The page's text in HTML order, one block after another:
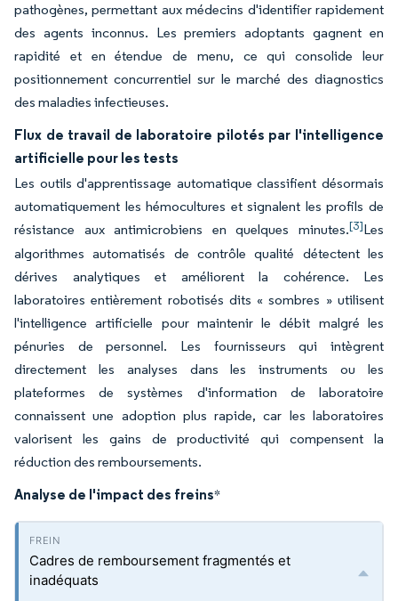
pathogènes, permettant aux médecins d'identifier rapidement
des agents inconnus. Les premiers adoptants gagnent en
rapidité et en étendue de menu, ce qui consolide leur
positionnement concurrentiel sur le marché des diagnostics
des maladies infectieuses.
Flux de travail de laboratoire pilotés par l'intelligence
artificielle pour les tests
Les outils d'apprentissage automatique classifient désormais
automatiquement les hémocultures et signalent les profils de
résistance aux antimicrobiens en quelques minutes.[3]Les
algorithmes automatisés de contrôle qualité détectent les
dérives analytiques et améliorent la cohérence. Les
laboratoires entièrement robotisés dits « sombres » utilisent
l'intelligence artificielle pour maintenir le débit malgré les
pénuries de personnel. Les fournisseurs qui intègrent
directement les analyses dans les instruments ou les
plateformes de systèmes d'information de laboratoire
connaissent une adoption plus rapide, car les laboratoires
valorisent les gains de productivité qui compensent la
réduction des remboursements.
Analyse de l'impact des freins*
Cadres de remboursement fragmentés et
inadéquats